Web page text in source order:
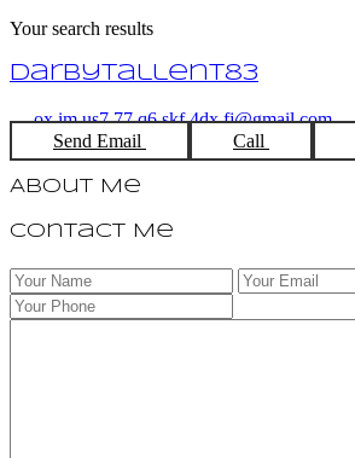
Your search results
darbytallent83
ox.im.us7.77.q6.skf.4dx.fj@gmail.com
Send Email
Call
About Me
Contact Me